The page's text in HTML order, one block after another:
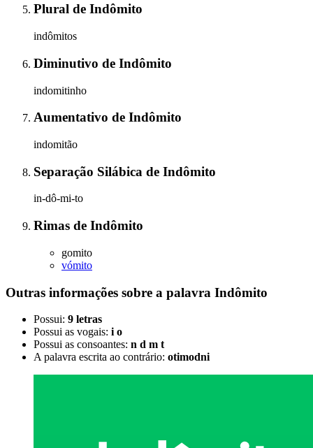
Plural de Indômito
indômitos
Diminutivo de Indômito
indomitinho
Aumentativo de Indômito
indomitão
Separação Silábica de Indômito
in-dô-mi-to
Rimas de Indômito
gomito
vómito
Outras informações sobre a palavra Indômito
Possui: 9 letras
Possui as vogais: i o
Possui as consoantes: n d m t
A palavra escrita ao contrário: otimodni